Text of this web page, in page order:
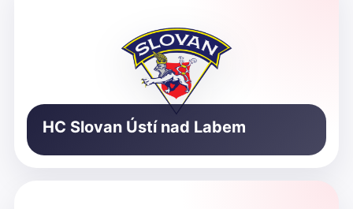
HC Slovan Ústí nad Labem